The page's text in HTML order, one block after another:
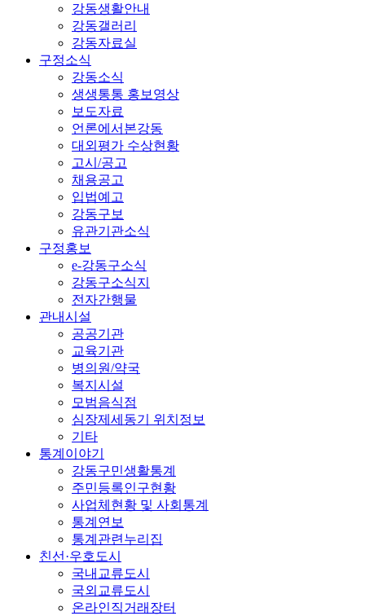
강동생활안내
강동갤러리
강동자료실
구정소식
강동소식
생생통통 홍보영상
보도자료
언론에서본강동
대외평가 수상현황
고시/공고
채용공고
입법예고
강동구보
유관기관소식
구정홍보
e-강동구소식
강동구소식지
전자간행물
관내시설
공공기관
교육기관
병의원/약국
복지시설
모범음식점
심장제세동기 위치정보
기타
통계이야기
강동구민생활통계
주민등록인구현황
사업체현황 및 사회통계
통계연보
통계관련누리집
친선·우호도시
국내교류도시
국외교류도시
온라인직거래장터